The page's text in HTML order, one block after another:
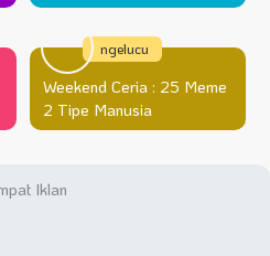
Weekend Ceria : 25 Meme
2 Tipe Manusia
ngelucu